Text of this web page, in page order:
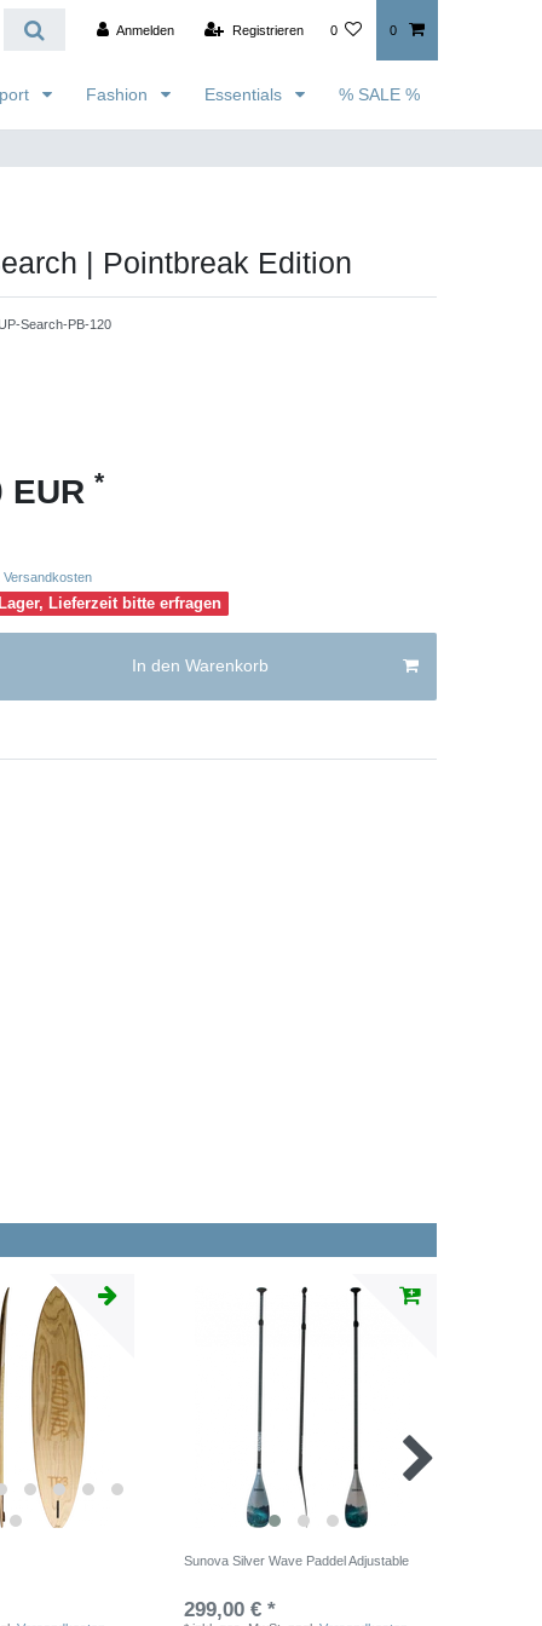
Anmelden Registrieren 0 0
Fashion Essentials % SALE %
| Pointbreak Edition
Search-PB-120
EUR *
Versandkosten
Lieferzeit bitte erfragen
In den Warenkorb
Sunova Silver Wave Paddel Adjustable
299,00 € *